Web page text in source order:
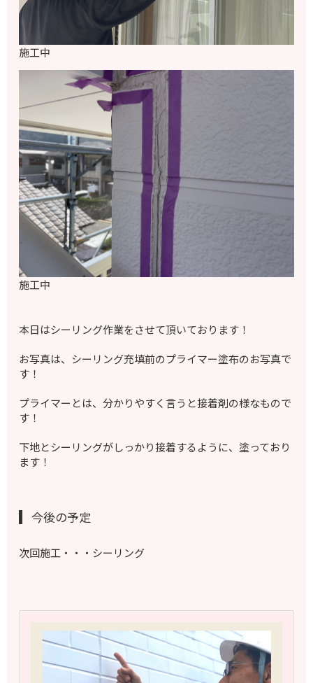
施工中
施工中
本日はシーリング作業をさせて頂いております！
お写真は、シーリング充填前のプライマー塗布のお写真で
す！
プライマーとは、分かりやすく言うと接着剤の様なもので
す！
下地とシーリングがしっかり接着するように、塗っており
ます！
今後の予定
次回施工・・・シーリング